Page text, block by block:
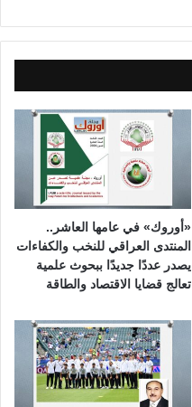
«أوروك» في عامها العاشر..
المنتدى العراقي للنخب والكفاءات
يصدر عددًا جديدًا ببحوث علمية
تعالج قضايا الاقتصاد والطاقة